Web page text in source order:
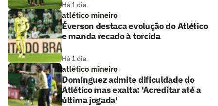
Há 1 dia
atlético mineiro
Éverson destaca evolução do Atlético
e manda recado à torcida
Há 1 dia
atlético mineiro
Domínguez admite dificuldade do
Atlético mas exalta: 'Acreditar até a
última jogada'